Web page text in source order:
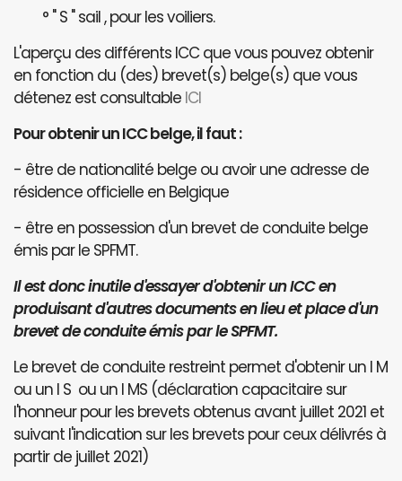
° " S " sail , pour les voiliers.
L'aperçu des différents ICC que vous pouvez obtenir
en fonction du (des) brevet(s) belge(s) que vous
détenez est consultable ICI
Pour obtenir un ICC belge, il faut :
- être de nationalité belge ou avoir une adresse de
résidence officielle en Belgique
- être en possession d'un brevet de conduite belge
émis par le SPFMT.
Il est donc inutile d'essayer d'obtenir un ICC en
produisant d'autres documents en lieu et place d'un
brevet de conduite émis par le SPFMT.
Le brevet de conduite restreint permet d'obtenir un I M
ou un I S ou un I MS (déclaration capacitaire sur
l'honneur pour les brevets obtenus avant juillet 2021 et
suivant l'indication sur les brevets pour ceux délivrés à
partir de juillet 2021)